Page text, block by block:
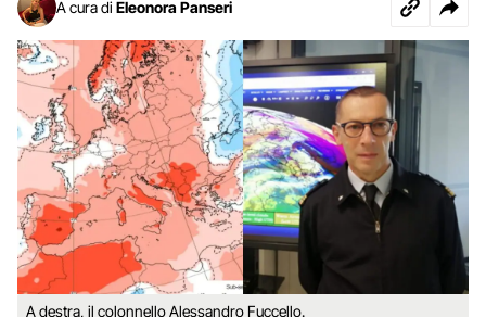
A cura di Eleonora Panseri
A destra, il colonnello Alessandro Fuccello.